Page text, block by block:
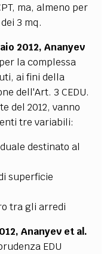
ma, almeno per
3 mq.
2012, Ananyev
la complessa
ai fini della
dell'Art. 3 CEDU.
del 2012, vanno
tre variabili:
destinato al
superficie
tra gli arredi
Ananyev et al.
EDU